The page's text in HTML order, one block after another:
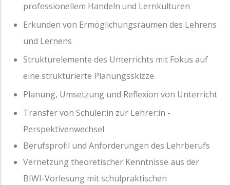
professionellem Handeln und Lernkulturen
Erkunden von Ermöglichungsräumen des Lehrens
und Lernens
Strukturelemente des Unterrichts mit Fokus auf
eine strukturierte Planungsskizze
Planung, Umsetzung und Reflexion von Unterricht
Transfer von Schüler:in zur Lehrer:in -
Perspektivenwechsel
Berufsprofil und Anforderungen des Lehrberufs
Vernetzung theoretischer Kenntnisse aus der
BIWI-Vorlesung mit schulpraktischen